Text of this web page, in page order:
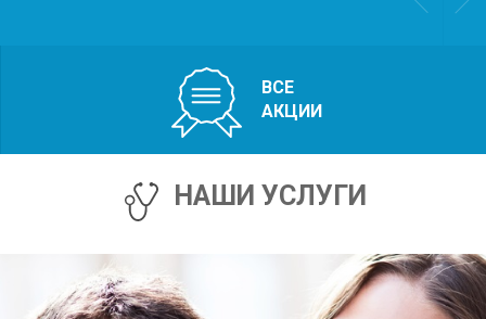
ВСЕ
АКЦИИ
НАШИ УСЛУГИ